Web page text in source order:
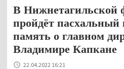
В Нижнетагильской
пройдёт пасхальный
память о главном
Владимире Капкане
22.04.2022 16:21